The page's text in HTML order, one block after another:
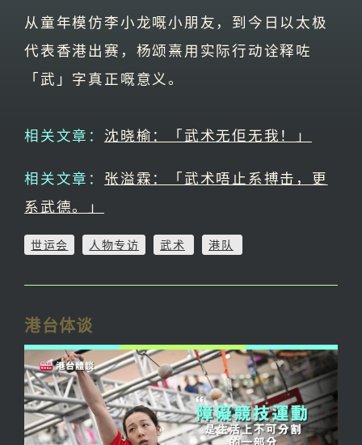
从童年模仿李小龙嘅小朋友，到今日以太极
代表香港出赛，杨颂熹用实际行动诠释咗
「武」字真正嘅意义。
相关文章： 沈晓榆：「武术无佢无我！」
相关文章： 张溢霖：「武术唔止系搏击，更
系武德。」
世运会 人物专访 武术 港队
港台体谈